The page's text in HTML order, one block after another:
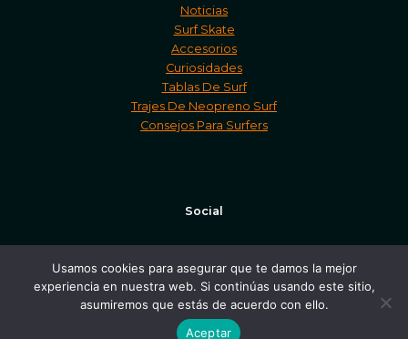
Noticias
Surf Skate
Accesorios
Curiosidades
Tablas De Surf
Trajes De Neopreno Surf
Consejos Para Surfers
Social
Twitter
Instagram
Usamos cookies para asegurar que te damos la mejor
experiencia en nuestra web. Si continúas usando este sitio,
asumiremos que estás de acuerdo con ello.
Aceptar